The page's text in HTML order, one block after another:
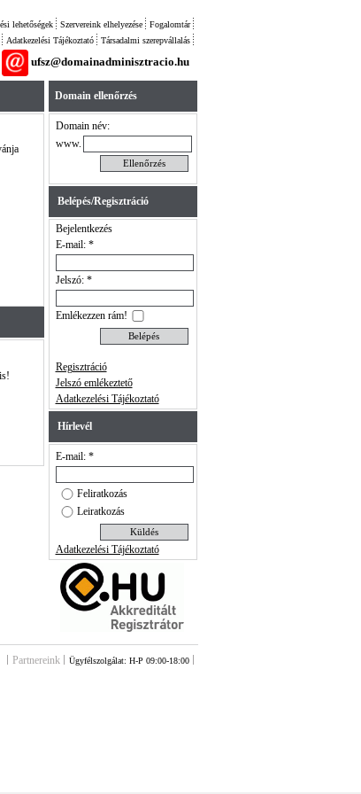
Fogalomtár
Szervereink elhelyezése
lehetőségek
Társadalmi szerepvállalás
Adatkezelési Tájékoztató
ufsz@domainadminisztracio.hu
Domain ellenőrzés
Domain név:
www.
Belépés/Regisztráció
Bejelentkezés
E-mail: *
Jelszó: *
Emlékezzen rám!
Regisztráció
Jelszó emlékeztető
Adatkezelési Tájékoztató
Hírlevél
E-mail: *
Feliratkozás
Leiratkozás
Adatkezelési Tájékoztató
Partnereink Ügyfélszolgálat: H-P 09:00-18:00